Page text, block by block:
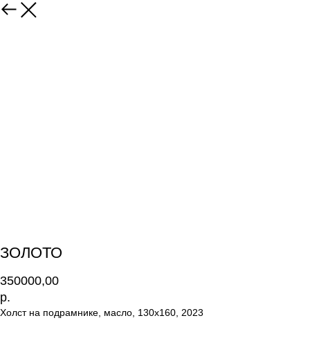
ЗОЛОТО
350000,00
р.
Холст на подрамнике, масло, 130х160, 2023